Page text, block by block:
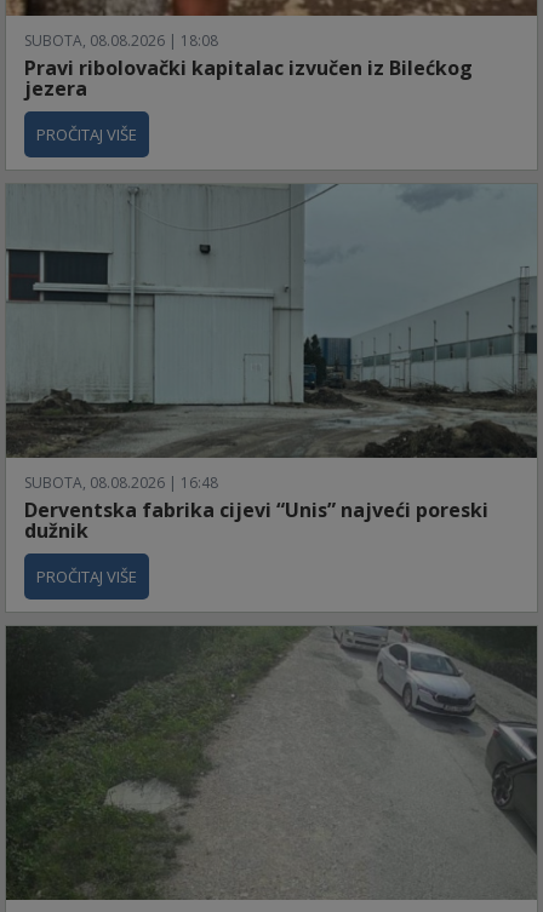
SUBOTA, 08.08.2026 | 18:08
Pravi ribolovački kapitalac izvučen iz Bilećkog
jezera
PROČITAJ VIŠE
SUBOTA, 08.08.2026 | 16:48
Derventska fabrika cijevi “Unis” najveći poreski
dužnik
PROČITAJ VIŠE